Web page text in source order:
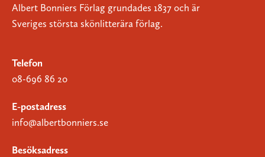
Albert Bonniers Förlag grundades 1837 och är
Sveriges största skönlitterära förlag.
Telefon
08-696 86 20
E-postadress
info@albertbonniers.se
Besöksadress